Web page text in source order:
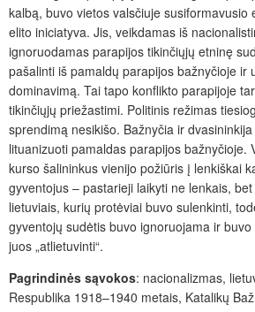
kalbą, buvo vietos valsčiuje susiformavusio
elito iniciatyva. Jis, veikdamas iš
ignoruodamas parapijos tikinčiųjų etninę
pašalinti iš pamaldų parapijos bažnyčioje ir
dominavimą. Tai tapo konflikto parapijoje
tikinčiųjų priežastimi. Politinis režimas
sprendimą nesikišo. Bažnyčia ir
lituanizuoti pamaldas parapijos bažnyčioje.
kurso šalininkus vienijo požiūris į lenkiškai
gyventojus – pastarieji laikyti ne lenkais,
lietuviais, kurių protėviai buvo sulenkinti,
gyventojų sudėtis buvo ignoruojama ir
juos „atlietuvinti“.
Pagrindinės sąvokos: nacionalizmas,
Respublika 1918–1940 metais, Katalikų